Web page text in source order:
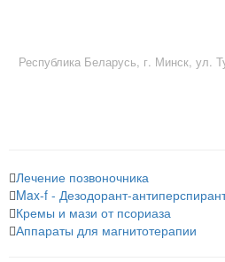
Республика Беларусь, г. Минск, ул.
Лечение позвоночника
Max-f - Дезодорант-
Кремы и мази от псориаза
Аппараты для магнитотерапии